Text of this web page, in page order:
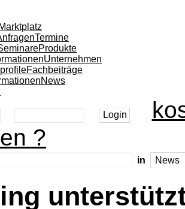
Marktplatz
Termine
Produkte
Unternehmen
Fachbeiträge
News
?
in